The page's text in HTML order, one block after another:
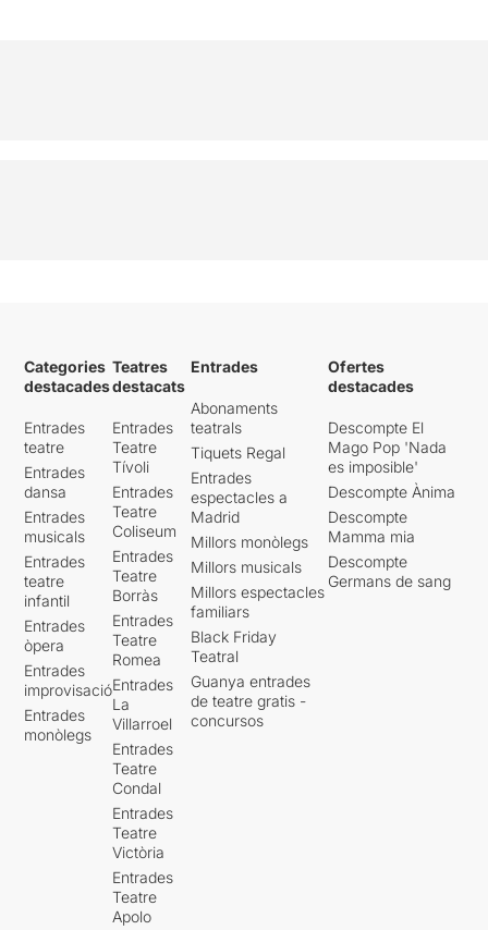
Categories
destacades
Entrades
teatre
Entrades
dansa
Entrades
musicals
Entrades
teatre
infantil
Entrades
òpera
Entrades
improvisació
Entrades
monòlegs
Teatres
destacats
Entrades
Teatre
Tívoli
Entrades
Teatre
Coliseum
Entrades
Teatre
Borràs
Entrades
Teatre
Romea
Entrades
La
Villarroel
Entrades
Teatre
Condal
Entrades
Teatre
Victòria
Entrades
Teatre
Apolo
Entrades
Abonaments
teatrals
Tiquets Regal
Entrades
espectacles a
Madrid
Millors monòlegs
Millors musicals
Millors espectacles
familiars
Black Friday
Teatral
Guanya entrades
de teatre gratis -
concursos
Ofertes
destacades
Descompte El
Mago Pop 'Nada
es imposible'
Descompte Ànima
Descompte
Mamma mia
Descompte
Germans de sang